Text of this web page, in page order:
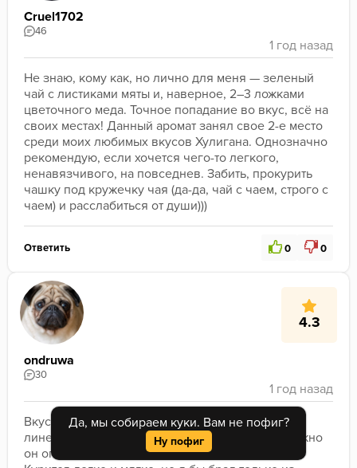
Да, мы собираем куки. Вам не пофиг?
Ну пофиг
Cruel1702
46
Не знаю, кому как, но лично для меня — зеленый
чай с листиками мяты и, наверное, 2–3 ложками
цветочного меда. Точное попадание во вкус, всё на
своих местах! Данный аромат занял свое 2-е место
среди моих любимых вкусов Хулигана. Однозначно
рекомендую, если хочется чего-то легкого,
ненавязчивого, на повседнев. Забить, прокурить
чашку под кружечку чая (да-да, чай с чаем, строго с
чаем) и расслабиться от души)))
Ответить 0 0
4.3
ondruwa
30
Вкус почувствовался слабее чем из крепкой
линейки, но тоже неплохо, забивал друг, возможно
он оподливился